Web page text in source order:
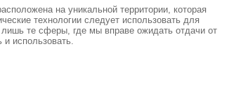
на уникальной территории, которая
технологии следует использовать для
те сферы, где мы вправе ожидать отдачи от
использовать.